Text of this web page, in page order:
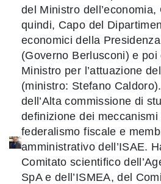
del Ministro dell’economia,
quindi, Capo del
economici della
(Governo Berlusconi) e
Ministro per l’attuazione
(ministro: Stefano
dell’Alta commissione di
definizione dei
federalismo fiscale e
amministrativo dell’ISAE.
Comitato scientifico
SpA e dell’ISMEA, del